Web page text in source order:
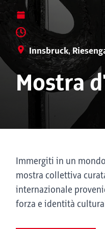
Innsbruck,
Mostra
Immergiti in un
mostra collettiva
internazionale
forza e identità